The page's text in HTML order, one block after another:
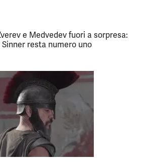
e Medvedev fuori a sorpresa:
Sinner resta numero uno